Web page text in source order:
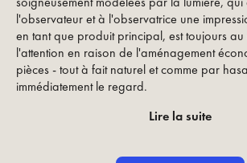
l'observateur et à l'observatrice une
en tant que produit principal, est toujours au
l'attention en raison de l'aménagement
pièces - tout à fait naturel et comme par
immédiatement le regard.
Lire la suite